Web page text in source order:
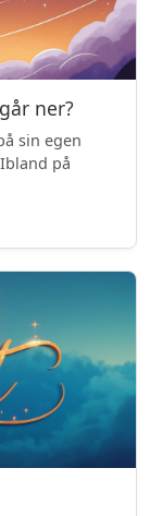
ner?
sin egen
på